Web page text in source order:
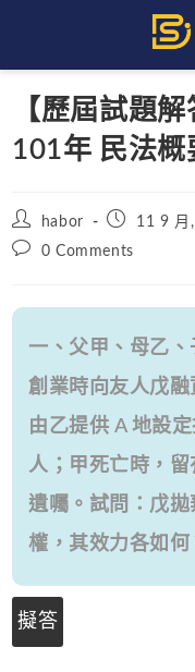
content
【歷屆試題
101年 民法概
Post
author:
habor
Post11 9 月
Post0 Comments
一、父甲、母乙
創業時向友人戊融
由乙提供 A 地設
人；甲死亡時，
遺囑。試問：戊
權，其效力各如何
擬答